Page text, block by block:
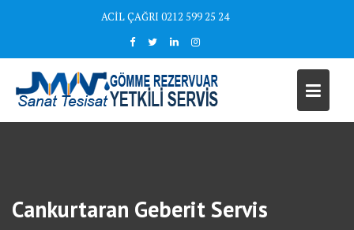
ACİL ÇAĞRI 0212 599 25 24
Cankurtaran Geberit Servis